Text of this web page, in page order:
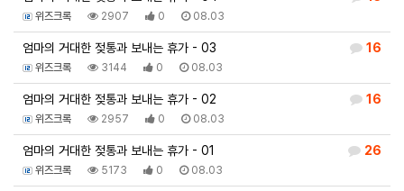
위즈크록 2907 0 08.03
16
엄마의 거대한 젖통과 보내는 휴가 - 03
위즈크록 3144 0 08.03
16
엄마의 거대한 젖통과 보내는 휴가 - 02
위즈크록 2957 0 08.03
26
엄마의 거대한 젖통과 보내는 휴가 - 01
위즈크록 5173 0 08.03